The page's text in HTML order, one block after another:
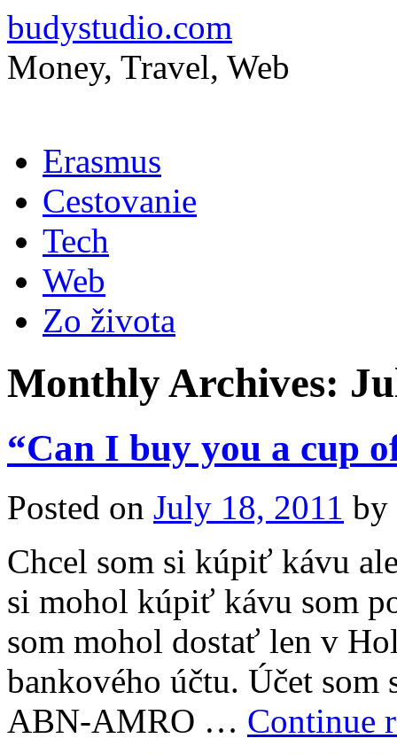
budystudio.com
Money, Travel, Web
to
contentErasmus
Cestovanie
Tech
Web
Zo života
Monthly Archives:
“Can I buy you a cup
Posted on July 18, 2011 by
Chcel som si kúpiť kávu
si mohol kúpiť kávu som
som mohol dostať len v
bankového účtu. Účet
ABN-AMRO … Continue